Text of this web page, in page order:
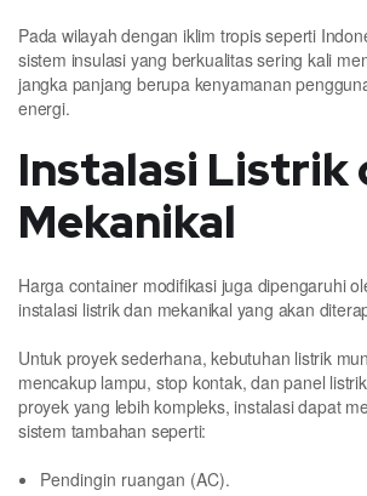
Pada wilayah dengan iklim tropis seperti
sistem insulasi yang berkualitas sering kali
jangka panjang berupa kenyamanan
energi.
Instalasi Listrik
Mekanikal
Harga container modifikasi juga dipengaruhi
instalasi listrik dan mekanikal yang akan
Untuk proyek sederhana, kebutuhan listrik
mencakup lampu, stop kontak, dan panel
proyek yang lebih kompleks, instalasi dapat
sistem tambahan seperti:
Pendingin ruangan (AC).